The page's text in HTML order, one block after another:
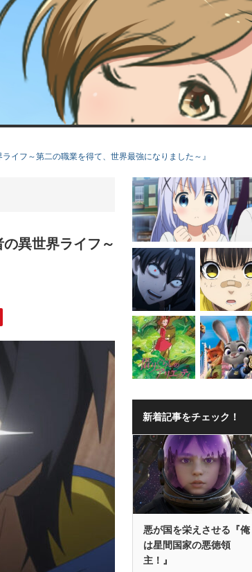
イフ～第二の職業を得て、世界最強になりました～』
異世界ライフ～
新着記事をチェック！
悪が国を栄えさせる『俺
は星間国家の悪徳領
主！』